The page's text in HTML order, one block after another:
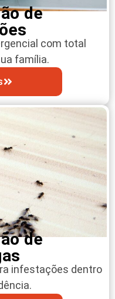
de
com total
família.
de
infestações dentro